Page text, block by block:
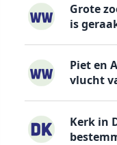
Grote
is
Piet en
vlucht
Kerk in